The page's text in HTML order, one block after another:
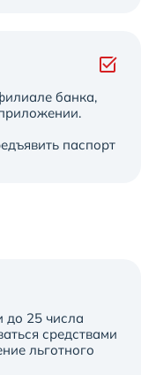
банка,
паспорт
до 25 числа
средствами
льготного